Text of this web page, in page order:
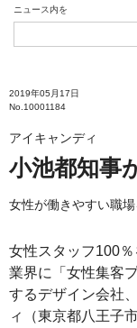
ニュース内を
2019年05月17日
No.10001184
アイキャンディ
小池都知事
女性が働きやすい職
女性スタッフ100
業界に「女性集客
するデザイン会社
ィ（東京都八王子